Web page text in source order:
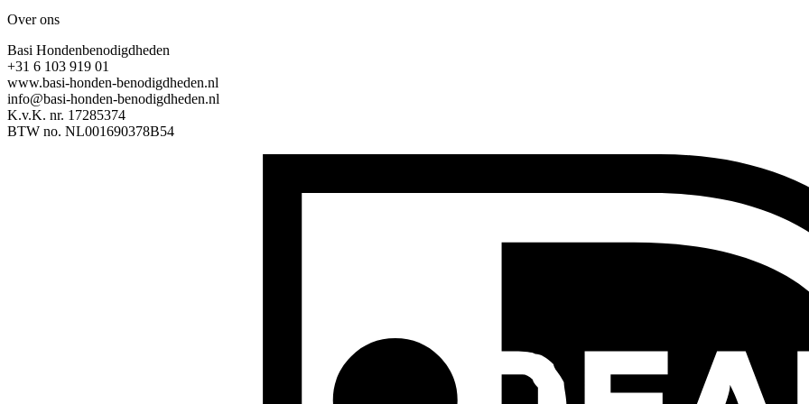
Over ons
Basi Hondenbenodigdheden
+31 6 103 919 01
www.basi-honden-benodigdheden.nl
info@basi-honden-benodigdheden.nl
K.v.K. nr. 17285374
BTW no. NL001690378B54